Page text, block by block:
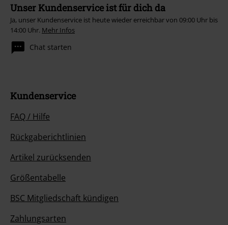
Unser Kundenservice ist für dich da
Ja, unser Kundenservice ist heute wieder erreichbar von 09:00 Uhr bis
14:00 Uhr. Mehr Infos
Chat starten
Kundenservice
FAQ / Hilfe
Rückgaberichtlinien
Artikel zurücksenden
Größentabelle
BSC Mitgliedschaft kündigen
Zahlungsarten